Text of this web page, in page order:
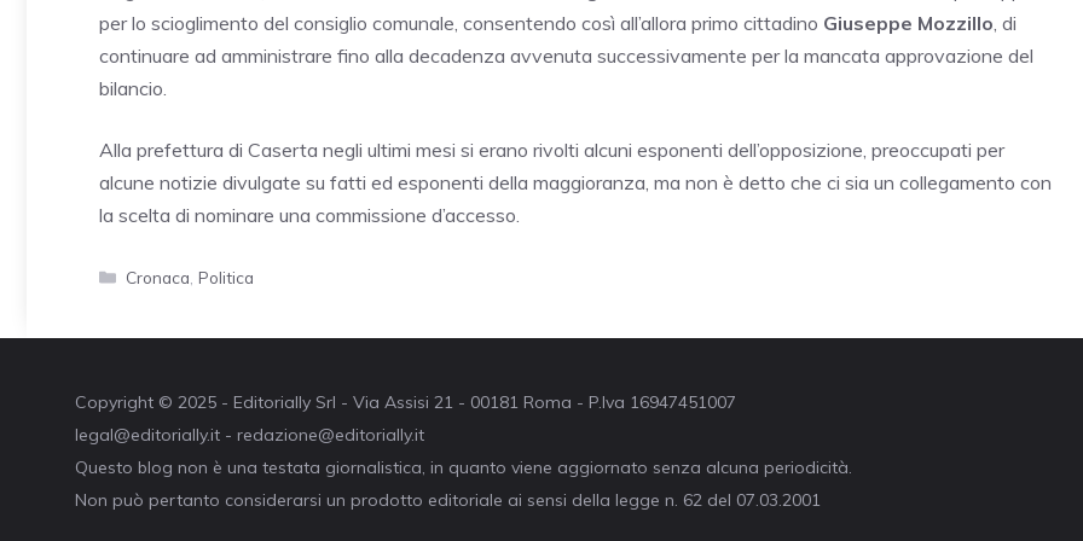
per lo scioglimento del consiglio comunale, consentendo così all’allora primo cittadino Giuseppe Mozzillo, di
continuare ad amministrare fino alla decadenza avvenuta successivamente per la mancata approvazione del
bilancio.
Alla prefettura di Caserta negli ultimi mesi si erano rivolti alcuni esponenti dell’opposizione, preoccupati per
alcune notizie divulgate su fatti ed esponenti della maggioranza, ma non è detto che ci sia un collegamento con
la scelta di nominare una commissione d’accesso.
Categorie
Cronaca Politica
Copyright © 2025 - Editorially Srl - Via Assisi 21 - 00181 Roma - P.Iva 16947451007
legal@editorially.it - redazione@editorially.it
Questo blog non è una testata giornalistica, in quanto viene aggiornato senza alcuna periodicità.
Non può pertanto considerarsi un prodotto editoriale ai sensi della legge n. 62 del 07.03.2001